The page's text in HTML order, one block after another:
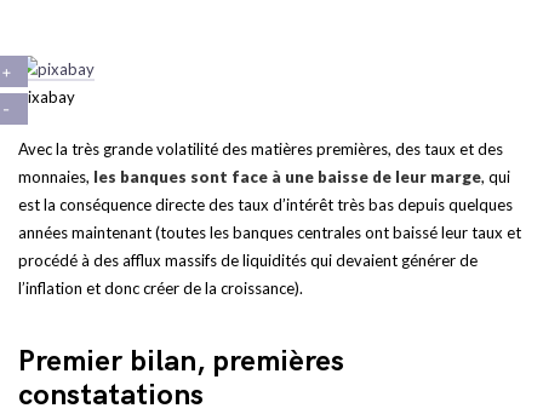
pixabay
Avec la très grande volatilité des matières premières, des taux et des
monnaies, les banques sont face à une baisse de leur marge, qui
est la conséquence directe des taux d’intérêt très bas depuis quelques
années maintenant (toutes les banques centrales ont baissé leur taux et
procédé à des afflux massifs de liquidités qui devaient générer de
l’inflation et donc créer de la croissance).
Premier bilan, premières
constatations